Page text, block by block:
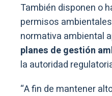
También disponen o
permisos
normativa ambiental
planes de gestión
la autoridad
“A fin de mantener